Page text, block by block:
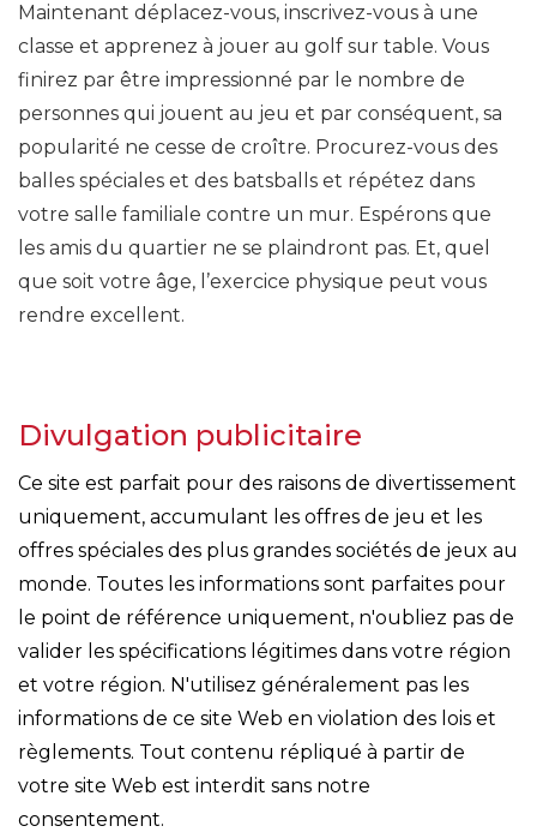
Maintenant déplacez-vous, inscrivez-vous à une
classe et apprenez à jouer au golf sur table. Vous
finirez par être impressionné par le nombre de
personnes qui jouent au jeu et par conséquent, sa
popularité ne cesse de croître. Procurez-vous des
balles spéciales et des batsballs et répétez dans
votre salle familiale contre un mur. Espérons que
les amis du quartier ne se plaindront pas. Et, quel
que soit votre âge, l’exercice physique peut vous
rendre excellent.
Divulgation publicitaire
Ce site est parfait pour des raisons de divertissement
uniquement, accumulant les offres de jeu et les
offres spéciales des plus grandes sociétés de jeux au
monde. Toutes les informations sont parfaites pour
le point de référence uniquement, n'oubliez pas de
valider les spécifications légitimes dans votre région
et votre région. N'utilisez généralement pas les
informations de ce site Web en violation des lois et
règlements. Tout contenu répliqué à partir de
votre site Web est interdit sans notre
consentement.